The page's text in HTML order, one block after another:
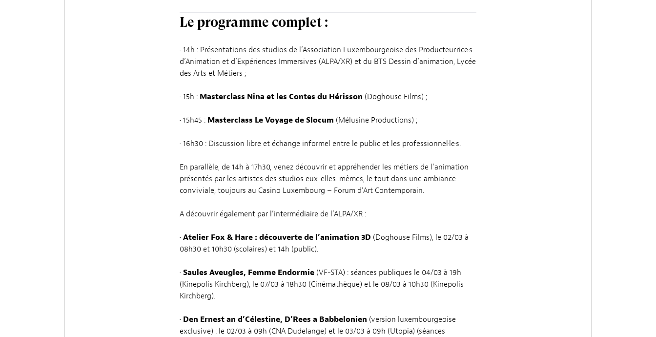
Le programme complet :
• 14h : Présentations des studios de l’Association Luxembourgeoise des Producteur·rice·s
d’Animation et d’Expériences Immersives (ALPA/XR) et du BTS Dessin d’animation, Lycée
des Arts et Métiers ;
• 15h : Masterclass Nina et les Contes du Hérisson (Doghouse Films) ;
• 15h45 : Masterclass Le Voyage de Slocum (Mélusine Productions) ;
• 16h30 : Discussion libre et échange informel entre le public et les professionnel·le·s.
En parallèle, de 14h à 17h30, venez découvrir et appréhender les métiers de l’animation
présentés par les artistes des studios eux-elles-mêmes, le tout dans une ambiance
conviviale, toujours au Casino Luxembourg – Forum d’Art Contemporain.
A découvrir également par l’intermédiaire de l’ALPA/XR :
• Atelier Fox & Hare : découverte de l’animation 3D (Doghouse Films), le 02/03 à
08h30 et 10h30 (scolaires) et 14h (public).
• Saules Aveugles, Femme Endormie (VF-STA) : séances publiques le 04/03 à 19h
(Kinepolis Kirchberg), le 07/03 à 18h30 (Cinémathèque) et le 08/03 à 10h30 (Kinepolis
Kirchberg).
• Den Ernest an d’Célestine, D’Rees a Babbelonien (version luxembourgeoise
exclusive) : le 02/03 à 09h (CNA Dudelange) et le 03/03 à 09h (Utopia) (séances